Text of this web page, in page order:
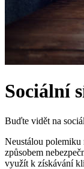
Sociální
Buďte vidět na
Neustálou polemiku
způsobem
využít k získávání